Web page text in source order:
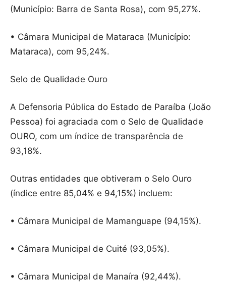
(Município: Barra de Santa Rosa), com 95,27%.
• Câmara Municipal de Mataraca (Município:
Mataraca), com 95,24%.
Selo de Qualidade Ouro
A Defensoria Pública do Estado de Paraíba (João
Pessoa) foi agraciada com o Selo de Qualidade
OURO, com um índice de transparência de
93,18%.
Outras entidades que obtiveram o Selo Ouro
(índice entre 85,04% e 94,15%) incluem:
• Câmara Municipal de Mamanguape (94,15%).
• Câmara Municipal de Cuité (93,05%).
• Câmara Municipal de Manaíra (92,44%).